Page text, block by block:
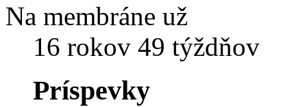
Na membráne už
16 rokov 49 týždňov
Príspevky